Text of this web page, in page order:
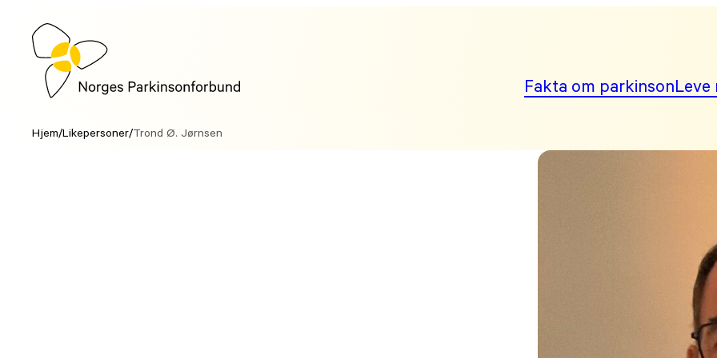
innhold
Fakta om parkinsonLeve
Hjem/Likepersoner/Trond Ø. Jørnsen